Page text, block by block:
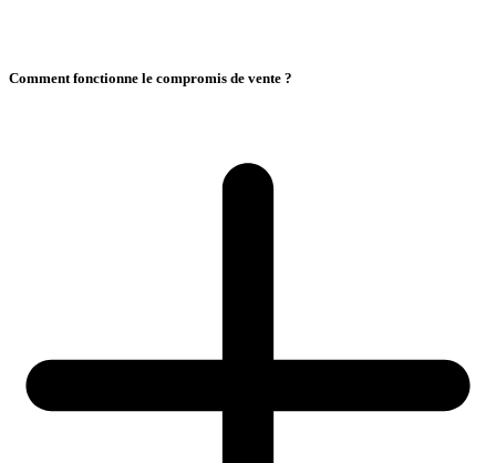
Comment fonctionne le compromis de vente ?